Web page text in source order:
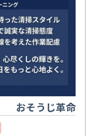
おそうじ革命